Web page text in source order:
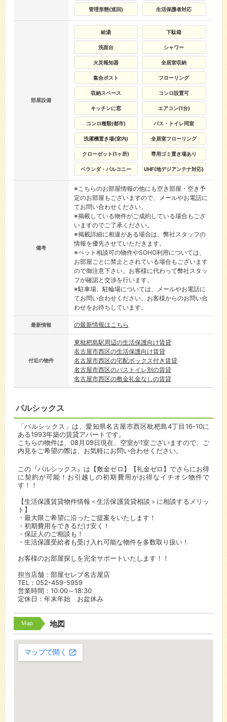
管理形態(巡回) 生活保護者対応
部屋設備
給湯 下駄箱
洗面台 シャワー
火災報知器 全居室収納
集合ポスト フローリング
収納スペース コンロ設置可
キッチンに窓 エアコン(1台)
コンロ種類(都市) バス・トイレ同室
洗濯機置き場(室内) 全居室フローリング
クローゼット(1ヶ所) 専用ゴミ置き場あり
ベランダ・バルコニー UHF(地デジアンテナ対応)
備考
※こちらのお部屋情報の他にも空き部屋・空き予
定のお部屋もございますので、メールやお電話に
てお問い合わせください。
※掲載している物件がご成約している場合もござ
いますのでご了承ください。
※掲載詳細に相違がある場合は、弊社スタッフの
情報を優先させていただきます。
※ペット相談可の物件やSOHO利用については、
お部屋ごとに禁止とされている場合もございます
ので御注意下さい。お客様に代わって弊社スタッ
フが確認と交渉を行います。
※駐車場、駐輪場については、メールやお電話に
てお問い合わせください。お客様からのお問い合
わせをお待ちしています。
最新情報 の最新情報はこちら
付近の物件
東枇杷島駅周辺の生活保護向け賃貸
名古屋市西区の生活保護向け賃貸
名古屋市西区の宅配ボックス付き賃貸
名古屋市西区のバストイレ別の賃貸
名古屋市西区の敷金礼金なしの賃貸
パルシックス
「パルシックス」は、愛知県名古屋市西区枇杷島4丁目16-10に
ある1993年築の賃貸アパートです。
こちらの物件は、08月09日現在、空室が1室ございますので、ご
内見をご希望の際は、お気軽にお問い合わせください。
この『パルシックス』は【敷金ゼロ】【礼金ゼロ】でさらにお得
に契約が可能！お引越しの初期費用がお得なイチオシ物件で
す！！
【生活保護賃貸物件情報＜生活保護賃貸相談＞に相談するメリッ
ト】
・最大限ご希望に沿ったご提案をいたします！
・初期費用をできるだけ安く！
・保証人のご相談も！
・生活保護受給者も受け入れ可能な物件を多数取り扱い！
お客様のお部屋探しを完全サポートいたします！！
担当店舗：部屋セレブ名古屋店
TEL：052-459-5959
営業時間：10:00～18:30
定休日：年末年始 お盆休み
Map 地図